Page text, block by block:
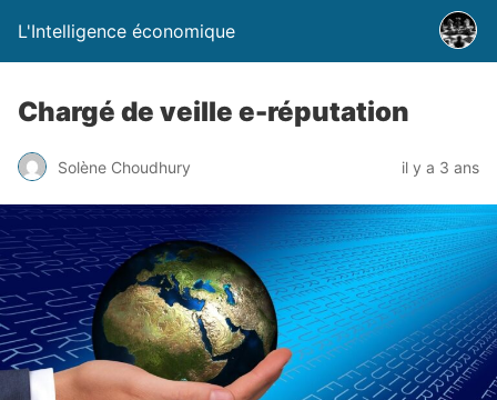
L'Intelligence économique
Chargé de veille e-réputation
Solène Choudhury il y a 3 ans